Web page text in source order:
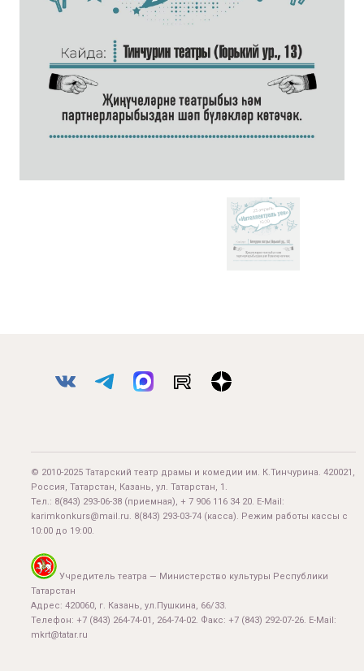
© 2010-2025 Татарский театр драмы и комедии им. К.Тинчурина. 420021,
Россия, Татарстан, Казань, ул. Татарстан, 1.
Тел.: 8(843) 293-06-38 (приемная), + 7 906 116 34 20. E-Mail:
karimkonkurs@mail.ru. 8(843) 293-03-74 (касса). Режим работы кассы с
10:00 до 19:00.
Учредитель театра — Министерство культуры Республики
Татарстан
Адрес: 420060, г. Казань, ул.Пушкина, 66/33.
Телефон: +7 (843) 264-74-01, 264-74-02. Факс: +7 (843) 292-07-26. E-Mail:
mkrt@tatar.ru